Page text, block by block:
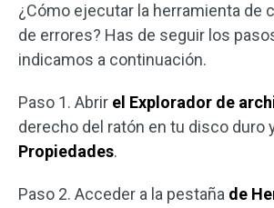
¿Cómo ejecutar la herramienta de
de errores? Has de seguir los
indicamos a continuación.
Paso 1. Abrir el Explorador de
derecho del ratón en tu disco duro
Propiedades.
Paso 2. Acceder a la pestaña de